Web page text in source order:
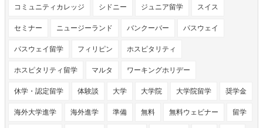
コミュニティカレッジ シドニー ジュニア留学 スイス
セミナー ニュージーランド バンクーバー パスウェイ
パスウェイ留学 フィリピン ホスピタリティ
ホスピタリティ留学 マルタ ワーキングホリデー
休学・認定留学 体験談 大学 大学院 大学院留学 奨学金
海外大学進学 海外進学 準備 無料 無料ウェビナー 留学